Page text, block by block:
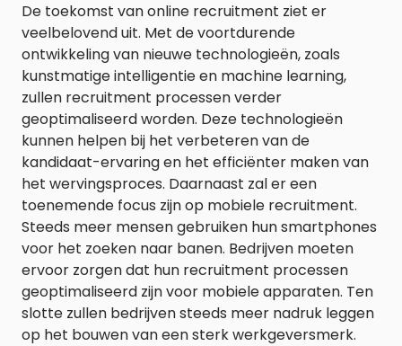
De toekomst van online recruitment ziet er
veelbelovend uit. Met de voortdurende
ontwikkeling van nieuwe technologieën, zoals
kunstmatige intelligentie en machine learning,
zullen recruitment processen verder
geoptimaliseerd worden. Deze technologieën
kunnen helpen bij het verbeteren van de
kandidaat-ervaring en het efficiënter maken van
het wervingsproces. Daarnaast zal er een
toenemende focus zijn op mobiele recruitment.
Steeds meer mensen gebruiken hun smartphones
voor het zoeken naar banen. Bedrijven moeten
ervoor zorgen dat hun recruitment processen
geoptimaliseerd zijn voor mobiele apparaten. Ten
slotte zullen bedrijven steeds meer nadruk leggen
op het bouwen van een sterk werkgeversmerk.